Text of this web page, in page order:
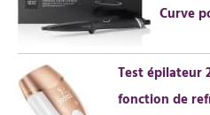
Curve
Test épilateur
fonction de